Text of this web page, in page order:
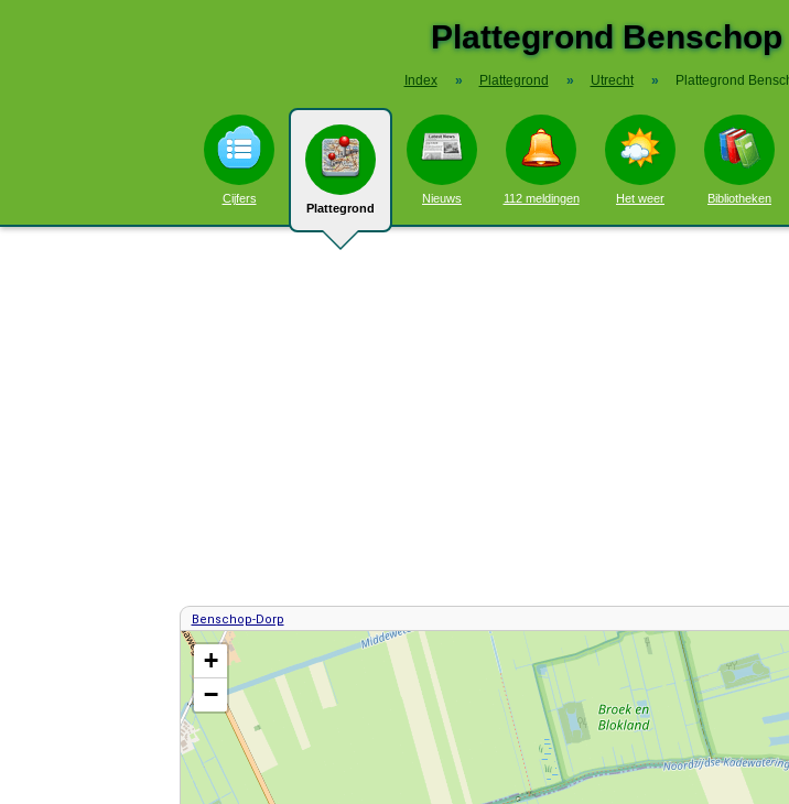
Plattegrond Benschop
Index » Plattegrond » Utrecht » Plattegrond
Cijfers
Plattegrond
Nieuws 112 meldingen Het weer Bibliotheken
Benschop-Dorp
Kaart / Plattegrond Benschop centrum
+
−